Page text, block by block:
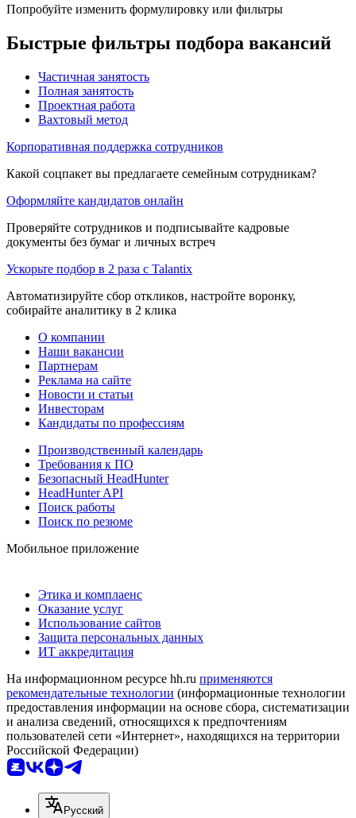
Попробуйте изменить формулировку или фильтры
Быстрые фильтры подбора вакансий
Частичная занятость
Полная занятость
Проектная работа
Вахтовый метод
Корпоративная поддержка сотрудников
Какой соцпакет вы предлагаете семейным сотрудникам?
Оформляйте кандидатов онлайн
Проверяйте сотрудников и подписывайте кадровые
документы без бумаг и личных встреч
Ускорьте подбор в 2 раза с Talantix
Автоматизируйте сбор откликов, настройте воронку,
собирайте аналитику в 2 клика
О компании
Наши вакансии
Партнерам
Реклама на сайте
Новости и статьи
Инвесторам
Кандидаты по профессиям
Производственный календарь
Требования к ПО
Безопасный HeadHunter
HeadHunter API
Поиск работы
Поиск по резюме
Мобильное приложение
Этика и комплаенс
Оказание услуг
Использование сайтов
Защита персональных данных
ИТ аккредитация
На информационном ресурсе hh.ru применяются
рекомендательные технологии (информационные технологии
предоставления информации на основе сбора, систематизации
и анализа сведений, относящихся к предпочтениям
пользователей сети «Интернет», находящихся на территории
Российской Федерации)
Русский